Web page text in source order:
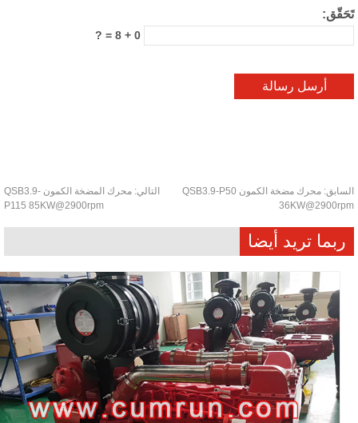
محرك مضخة الكمون QSB3.9-P50
التالي:
محرك المضخة الكمون QSB3.9-
P115 85KW@2900rpm
ربما تريد أيضا